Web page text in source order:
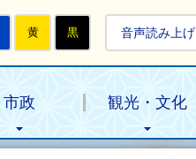
黄 黒 音声読み上げ
市政 観光・文化